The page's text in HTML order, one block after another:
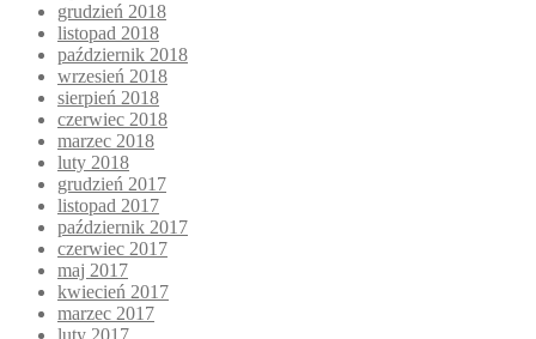
grudzień 2018
listopad 2018
październik 2018
wrzesień 2018
sierpień 2018
czerwiec 2018
marzec 2018
luty 2018
grudzień 2017
listopad 2017
październik 2017
czerwiec 2017
maj 2017
kwiecień 2017
marzec 2017
luty 2017